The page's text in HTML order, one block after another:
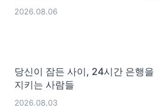
2026.08.06
당신이 잠든 사이, 24시간 은행을
지키는 사람들
2026.08.03